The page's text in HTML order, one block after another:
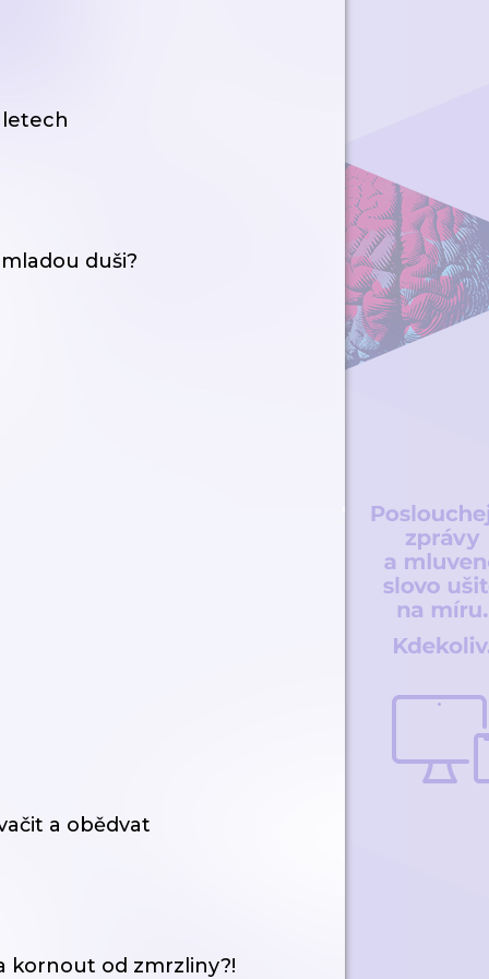
duši?
a obědvat
kornout od zmrzliny?!